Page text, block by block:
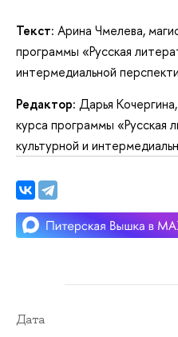
Текст: Арина Чмелева,
программы «Русская
интермедиальной
Редактор: Дарья
курса программы «Русская
культурной и
Дата